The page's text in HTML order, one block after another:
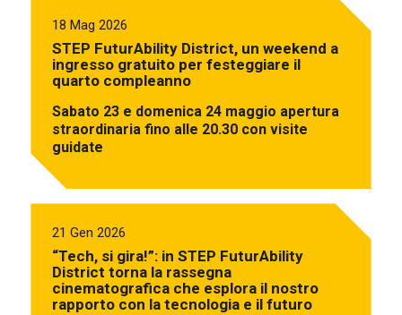
18 Mag 2026
STEP FuturAbility District, un weekend a
ingresso gratuito per festeggiare il
quarto compleanno
Sabato 23 e domenica 24 maggio apertura
straordinaria fino alle 20.30 con visite
guidate
21 Gen 2026
“Tech, si gira!”: in STEP FuturAbility
District torna la rassegna
cinematografica che esplora il nostro
rapporto con la tecnologia e il futuro